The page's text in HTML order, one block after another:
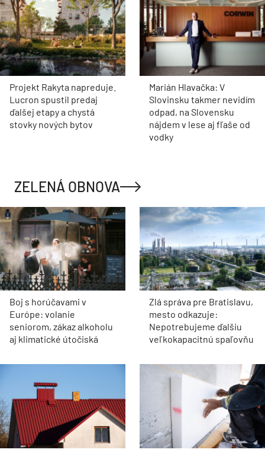
Projekt Rakyta napreduje.
Lucron spustil predaj
ďalšej etapy a chystá
stovky nových bytov
Marián Hlavačka: V
Slovinsku takmer nevidím
odpad, na Slovensku
nájdem v lese aj fľaše od
vodky
ZELENÁ OBNOVA
Boj s horúčavami v
Európe: volanie
seniorom, zákaz alkoholu
aj klimatické útočiská
Zlá správa pre Bratislavu,
mesto odkazuje:
Nepotrebujeme ďalšiu
veľkokapacitnú spaľovňu